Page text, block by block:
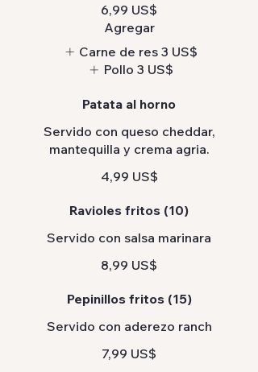
6,99 US$
Agregar
Carne de res 3 US$
Pollo 3 US$
Patata al horno
Servido con queso cheddar,
mantequilla y crema agria.
4,99 US$
Ravioles fritos (10)
Servido con salsa marinara
8,99 US$
Pepinillos fritos (15)
Servido con aderezo ranch
7,99 US$